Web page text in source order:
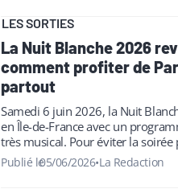
LES SORTIES
La Nuit Blanche 2026
comment profiter de
partout
Samedi 6 juin 2026, la Nuit
en Île-de-France avec un
très musical. Pour éviter la soirée
transports, mieux…
Publié le05/06/2026•La Redaction